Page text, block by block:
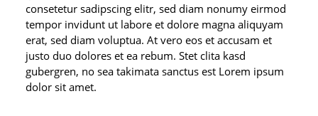
consetetur sadipscing elitr, sed diam nonumy eirmod
tempor invidunt ut labore et dolore magna aliquyam
erat, sed diam voluptua. At vero eos et accusam et
justo duo dolores et ea rebum. Stet clita kasd
gubergren, no sea takimata sanctus est Lorem ipsum
dolor sit amet.